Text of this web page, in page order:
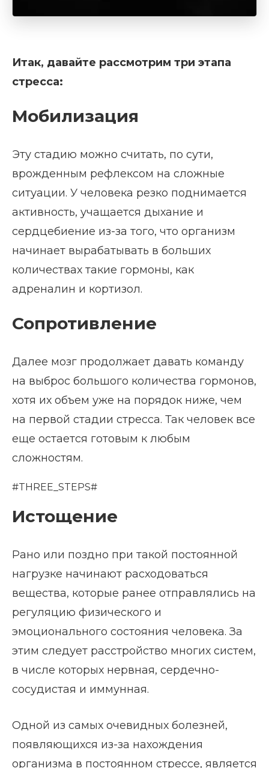
Итак, давайте рассмотрим три этапа
стресса:
Мобилизация
Эту стадию можно считать, по сути,
врожденным рефлексом на сложные
ситуации. У человека резко поднимается
активность, учащается дыхание и
сердцебиение из-за того, что организм
начинает вырабатывать в больших
количествах такие гормоны, как
адреналин и кортизол.
Сопротивление
Далее мозг продолжает давать команду
на выброс большого количества гормонов,
хотя их объем уже на порядок ниже, чем
на первой стадии стресса. Так человек все
еще остается готовым к любым
сложностям.
#THREE_STEPS#
Истощение
Рано или поздно при такой постоянной
нагрузке начинают расходоваться
вещества, которые ранее отправлялись на
регуляцию физического и
эмоционального состояния человека. За
этим следует расстройство многих систем,
в числе которых нервная, сердечно-
сосудистая и иммунная.
Одной из самых очевидных болезней,
появляющихся из-за нахождения
организма в постоянном стрессе, является